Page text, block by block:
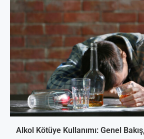
Alkol Kötüye Kullanımı: Genel